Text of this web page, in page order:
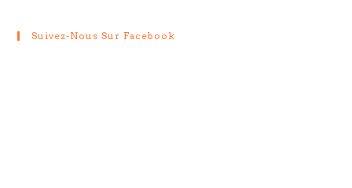
Suivez-Nous Sur Facebook